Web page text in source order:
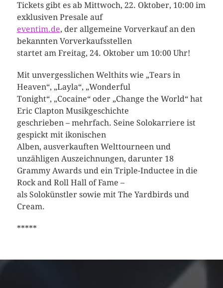
Tickets gibt es ab Mittwoch, 22. Oktober, 10:00 im
exklusiven Presale auf
eventim.de, der allgemeine Vorverkauf an den
bekannten Vorverkaufsstellen
startet am Freitag, 24. Oktober um 10:00 Uhr!
Mit unvergesslichen Welthits wie „Tears in
Heaven“, „Layla“, „Wonderful
Tonight“, „Cocaine“ oder „Change the World“ hat
Eric Clapton Musikgeschichte
geschrieben – mehrfach. Seine Solokarriere ist
gespickt mit ikonischen
Alben, ausverkauften Welttourneen und
unzähligen Auszeichnungen, darunter 18
Grammy Awards und ein Triple-Inductee in die
Rock and Roll Hall of Fame –
als Solokünstler sowie mit The Yardbirds und
Cream.
*****